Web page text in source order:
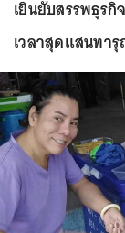
เยินยับสรรพธุร
เวลาสุดแสนทา